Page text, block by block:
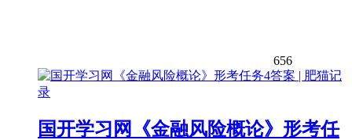
656
国开学习网《金融风险概论》形考任